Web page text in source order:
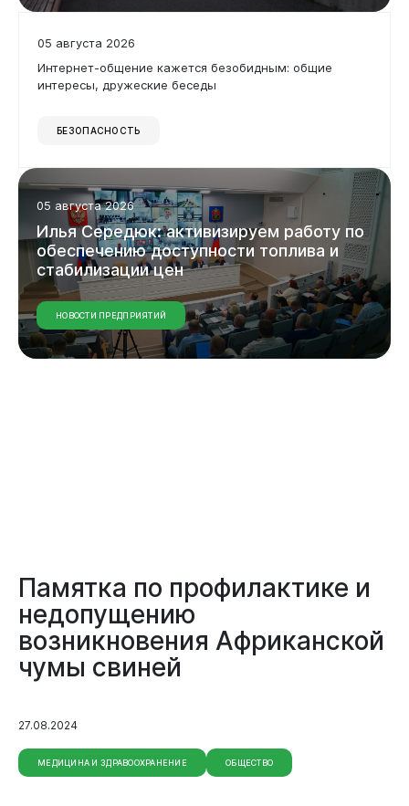
Бизнесу
Документы
05 августа 2026
Интернет-общение кажется безобидным: общие
интересы, дружеские беседы
БЕЗОПАСНОСТЬ
05 августа 2026
ИльяСередюк:активизируем работу по
обеспечениюдоступности топлива и
стабилизациицен
НОВОСТИ ПРЕДПРИЯТИЙ
Памятка по профилактике и
недопущению
возникновения Африканской
чумы свиней
27.08.2024
МЕДИЦИНА И ЗДРАВООХРАНЕНИЕ ОБЩЕСТВО